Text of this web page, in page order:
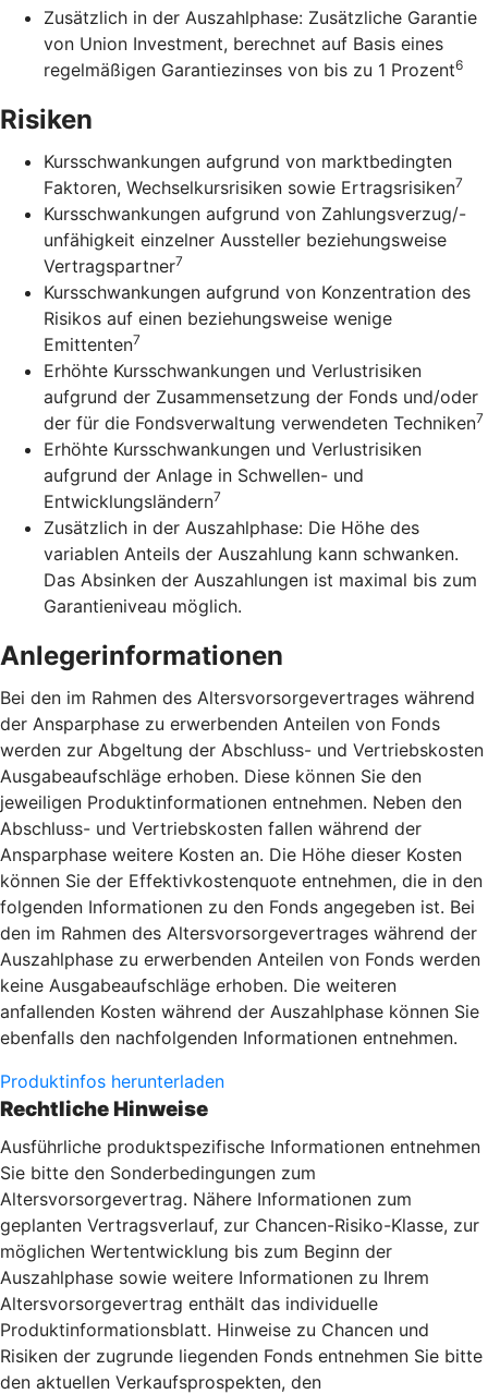
Zusätzlich in der Auszahlphase: Zusätzliche Garantie
von Union Investment, berechnet auf Basis eines
regelmäßigen Garantiezinses von bis zu 1 Prozent6
Risiken
Kursschwankungen aufgrund von marktbedingten
Faktoren, Wechselkursrisiken sowie Ertragsrisiken7
Kursschwankungen aufgrund von Zahlungsverzug/-
unfähigkeit einzelner Aussteller beziehungsweise
Vertragspartner7
Kursschwankungen aufgrund von Konzentration des
Risikos auf einen beziehungsweise wenige
Emittenten7
Erhöhte Kursschwankungen und Verlustrisiken
aufgrund der Zusammensetzung der Fonds und/oder
der für die Fondsverwaltung verwendeten Techniken7
Erhöhte Kursschwankungen und Verlustrisiken
aufgrund der Anlage in Schwellen- und
Entwicklungsländern7
Zusätzlich in der Auszahlphase: Die Höhe des
variablen Anteils der Auszahlung kann schwanken.
Das Absinken der Auszahlungen ist maximal bis zum
Garantieniveau möglich.
Anlegerinformationen
Bei den im Rahmen des Altersvorsorgevertrages während
der Ansparphase zu erwerbenden Anteilen von Fonds
werden zur Abgeltung der Abschluss- und Vertriebskosten
Ausgabeaufschläge erhoben. Diese können Sie den
jeweiligen Produktinformationen entnehmen. Neben den
Abschluss- und Vertriebskosten fallen während der
Ansparphase weitere Kosten an. Die Höhe dieser Kosten
können Sie der Effektivkostenquote entnehmen, die in den
folgenden Informationen zu den Fonds angegeben ist. Bei
den im Rahmen des Altersvorsorgevertrages während der
Auszahlphase zu erwerbenden Anteilen von Fonds werden
keine Ausgabeaufschläge erhoben. Die weiteren
anfallenden Kosten während der Auszahlphase können Sie
ebenfalls den nachfolgenden Informationen entnehmen.
Produktinfos herunterladen
Rechtliche Hinweise
Ausführliche produktspezifische Informationen entnehmen
Sie bitte den Sonderbedingungen zum
Altersvorsorgevertrag. Nähere Informationen zum
geplanten Vertragsverlauf, zur Chancen-Risiko-Klasse, zur
möglichen Wertentwicklung bis zum Beginn der
Auszahlphase sowie weitere Informationen zu Ihrem
Altersvorsorgevertrag enthält das individuelle
Produktinformationsblatt. Hinweise zu Chancen und
Risiken der zugrunde liegenden Fonds entnehmen Sie bitte
den aktuellen Verkaufsprospekten, den